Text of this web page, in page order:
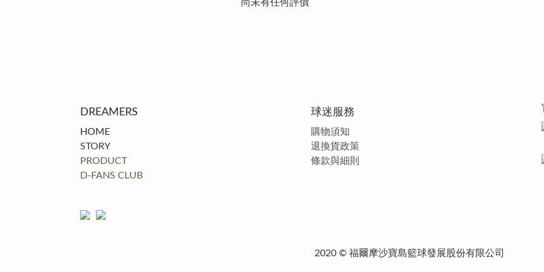
尚未有任何評價
DREAMERS
HOME
STORY
PRODUCT
D-FANS CLUB
球迷服務
購物須知
退換貨政策
條款與細則
2020 © 福爾摩沙寶島籃球發展股份有限公司